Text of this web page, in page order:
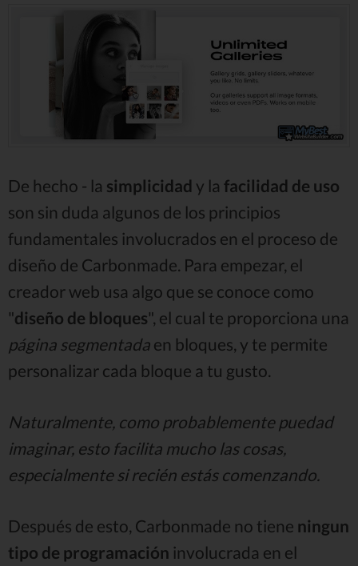
De hecho - la simplicidad y la facilidad de uso
son sin duda algunos de los principios
fundamentales involucrados en el proceso de
diseño de Carbonmade. Para empezar, el
creador web usa algo que se conoce como
"diseño de bloques", el cual te proporciona una
página segmentada en bloques, y te permite
personalizar cada bloque a tu gusto.
Naturalmente, como probablemente puedad
imaginar, esto facilita mucho las cosas,
especialmente si recién estás comenzando.
Después de esto, Carbonmade no tiene ningun
tipo de programación involucrada en el